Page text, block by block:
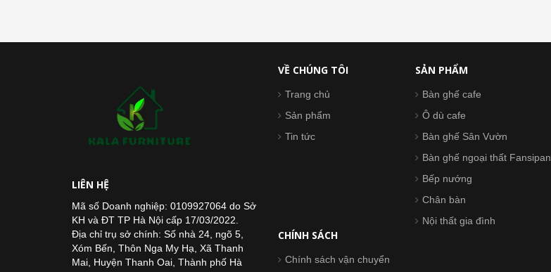
LIÊN HỆ
Mã số Doanh nghiệp: 0109927064 do Sở
KH và ĐT TP Hà Nội cấp 17/03/2022.
Địa chỉ trụ sở chính: Số nhà 24, ngõ 5,
Xóm Bến, Thôn Nga My Hạ, Xã Thanh
Mai, Huyện Thanh Oai, Thành phố Hà
VỀ CHÚNG TÔI
Trang chủ
Sản phẩm
Tin tức
CHÍNH SÁCH
Chính sách vận chuyển
SẢN PHẨM
Bàn ghế cafe
Ô dù cafe
Bàn ghế Sân Vườn
Bàn ghế ngoại thất Fansipan
Bếp nướng
Chân bàn
Nội thất gia đình